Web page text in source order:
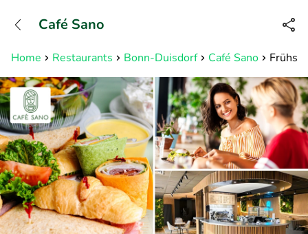
Bereikbaar tot 23:00 uur
Home Restaurants Bonn-Duisdorf Café Sano
Café Sano